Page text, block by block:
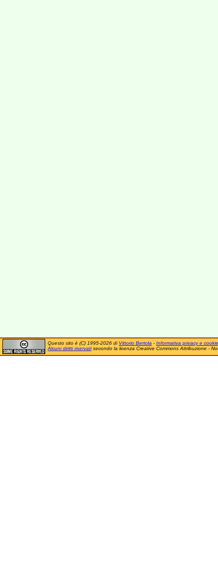
Questo sito è (C) 1995-2026 di Vittorio Bertola - Informativa privacy e cookie
Alcuni diritti riservatisecondo la licenza Creative Commons Attribuzione -